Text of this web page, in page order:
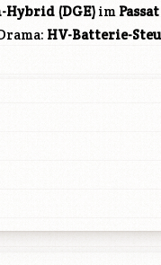
Hybrid (DGE) im
HV-Batterie-